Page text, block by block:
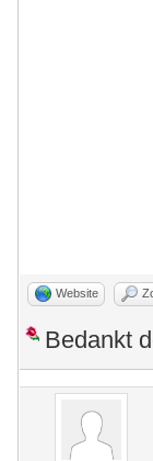
Website
Bedankt